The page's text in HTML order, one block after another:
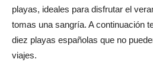
playas, ideales para disfrutar el
tomas una sangría. A continuación
diez playas españolas que no
viajes.